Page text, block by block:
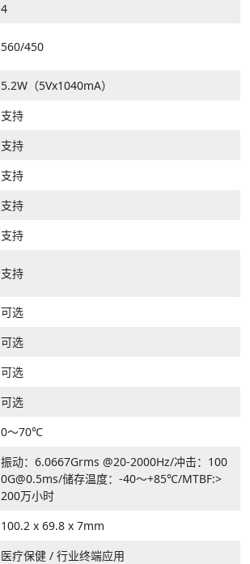
4
560/450
5.2W（5Vx1040mA）
支持
支持
支持
支持
支持
支持
可选
可选
可选
可选
0～70℃
振动：6.0667Grms @20-2000Hz/冲击：100
0G@0.5ms/储存温度：-40～+85℃/MTBF:>
200万小时
100.2 x 69.8 x 7mm
医疗保健 / 行业终端应用